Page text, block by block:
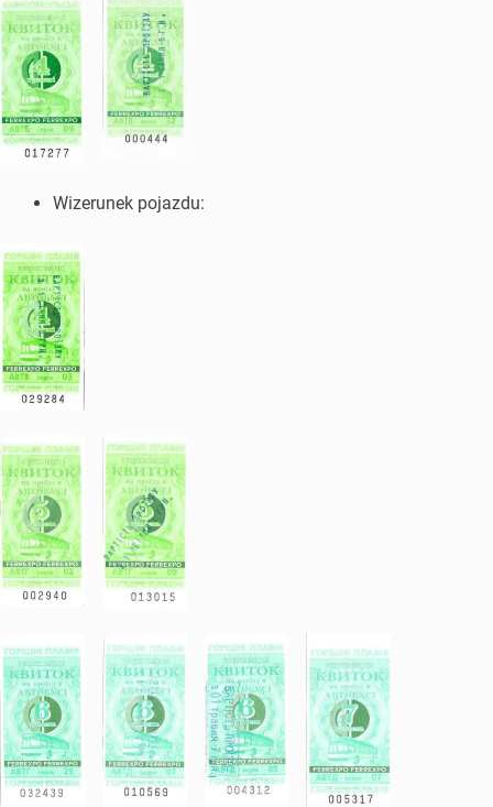
Wizerunek pojazdu: